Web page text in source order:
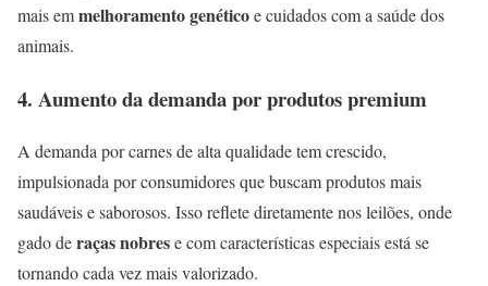
mais emmelhoramento genéticoe cuidados com a saúde dos
animais.
4. Aumento da demanda por produtos premium
A demanda por carnes de alta qualidade tem crescido,
impulsionada por consumidores que buscam produtos mais
saudáveis e saborosos. Isso reflete diretamente nos leilões, onde
gado deraças nobrese com características especiais está se
tornando cada vez mais valorizado.